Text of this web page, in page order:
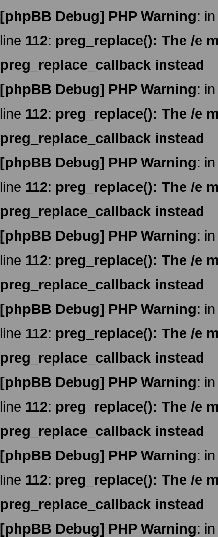
[phpBB Debug] PHP Warning:
line 112: preg_replace(): The /e
preg_replace_callback instead
[phpBB Debug] PHP Warning:
line 112: preg_replace(): The /e
preg_replace_callback instead
[phpBB Debug] PHP Warning:
line 112: preg_replace(): The /e
preg_replace_callback instead
[phpBB Debug] PHP Warning:
line 112: preg_replace(): The /e
preg_replace_callback instead
[phpBB Debug] PHP Warning:
line 112: preg_replace(): The /e
preg_replace_callback instead
[phpBB Debug] PHP Warning:
line 112: preg_replace(): The /e
preg_replace_callback instead
[phpBB Debug] PHP Warning:
line 112: preg_replace(): The /e
preg_replace_callback instead
[phpBB Debug] PHP Warning: